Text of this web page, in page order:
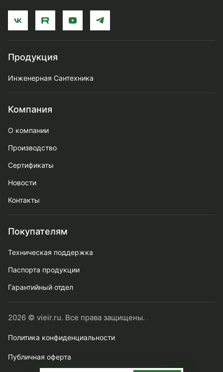
Продукция
Инженерная Сантехника
Компания
О компании
Производство
Сертификаты
Новости
Контакты
Покупателям
Техническая поддержка
Паспорта продукции
Гарантийный отдел
2026 © vieir.ru. Все права защищены.
Политика конфиденциальности
Публичная оферта